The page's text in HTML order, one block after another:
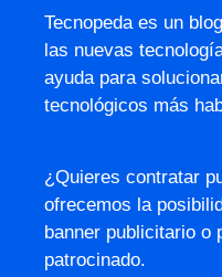
Tecnopeda es un
las nuevas
ayuda para
tecnológicos más
¿Quieres contratar
ofrecemos la
banner publicitario o
patrocinado.